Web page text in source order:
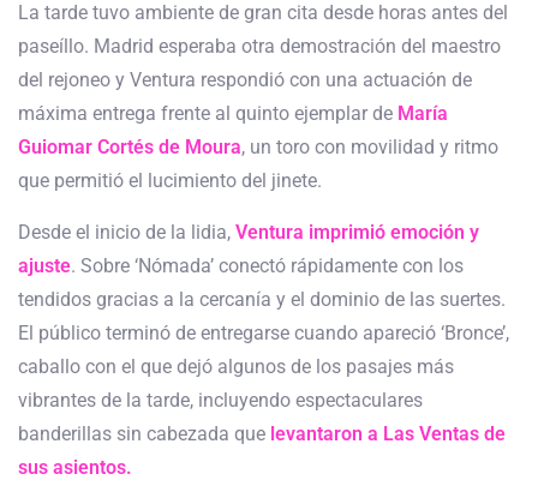
La tarde tuvo ambiente de gran cita desde horas antes del
paseíllo. Madrid esperaba otra demostración del maestro
del rejoneo y Ventura respondió con una actuación de
máxima entrega frente al quinto ejemplar de María
Guiomar Cortés de Moura, un toro con movilidad y ritmo
que permitió el lucimiento del jinete.
Desde el inicio de la lidia, Ventura imprimió emoción y
ajuste. Sobre ‘Nómada’ conectó rápidamente con los
tendidos gracias a la cercanía y el dominio de las suertes.
El público terminó de entregarse cuando apareció ‘Bronce’,
caballo con el que dejó algunos de los pasajes más
vibrantes de la tarde, incluyendo espectaculares
banderillas sin cabezada que levantaron a Las Ventas de
sus asientos.